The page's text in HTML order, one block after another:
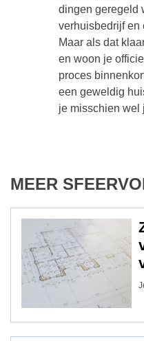
dingen geregeld
verhuisbedrijf en
Maar als dat
en woon je
proces
een geweldig
je misschien wel
MEER